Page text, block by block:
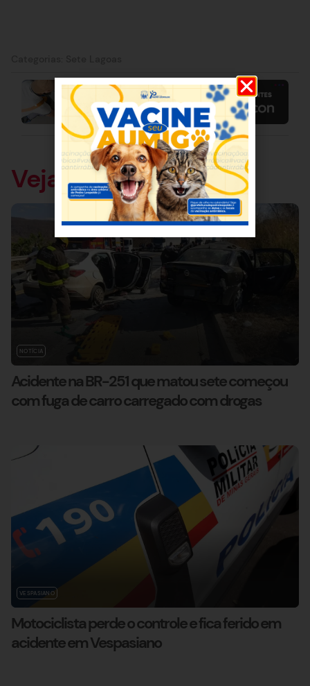
Veja também
NOTÍCIA
Acidente na BR-251 que matou sete começou
com fuga de carro carregado com drogas
VESPASIANO
Motociclista perde o controle e fica ferido em
acidente em Vespasiano